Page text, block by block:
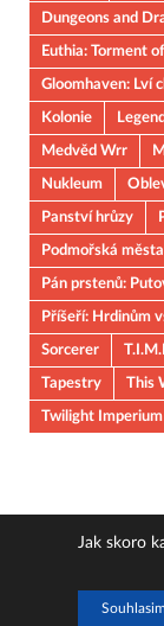
Dungeons and
Euthia: Torment
Gloomhaven: Lví
Kolonie
Medvěd Wrr
Nukleum
Panství hrůzy
Podmořská města
Pán prstenů:
Příšeří: Hrdinům
Sorcerer
Tapestry
This
Twilight
Powered by
Jak skoro
Souhlasim